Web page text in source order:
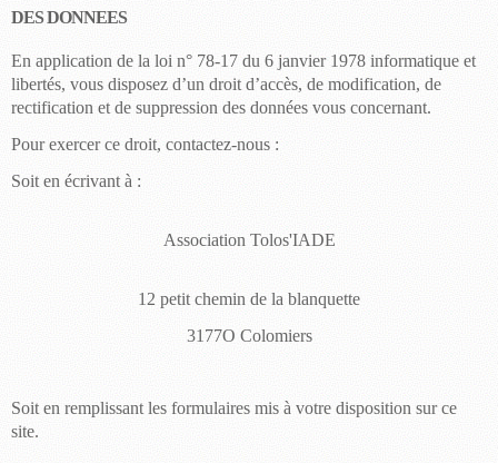
DES DONNEES
En application de la loi n° 78-17 du 6 janvier 1978 informatique et
libertés, vous disposez d’un droit d’accès, de modification, de
rectification et de suppression des données vous concernant.
Pour exercer ce droit, contactez-nous :
Soit en écrivant à :
Association Tolos'IADE
12 petit chemin de la blanquette
3177O Colomiers
Soit en remplissant les formulaires mis à votre disposition sur ce
site.